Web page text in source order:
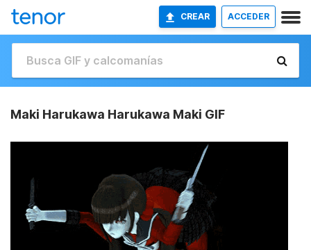
CREAR ACCEDER
Maki Harukawa Harukawa Maki GIF